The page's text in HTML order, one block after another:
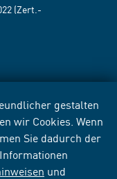
gestalten
wir Cookies. Wenn
Sie dadurch der
und
(Zert.-